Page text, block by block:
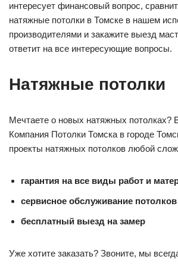
интересует финансовый вопрос,
натяжные потолки в Томске в нашем
производителями и закажите выезд
ответит на все интересующие вопросы.
Натяжные потолки
Мечтаете о новых натяжных потолках?
Компания Потолки Томска в городе
проекты натяжных потолков любой
гарантия на все виды работ и
сервисное обслуживание потолков
бесплатный выезд на замер
Уже хотите заказать? Звоните, мы